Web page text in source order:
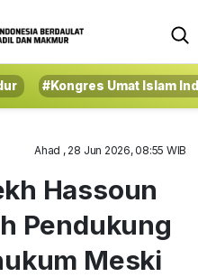
#Kongres Umat Islam
Ahad , 28 Jun 2026, 08:55 WIB
Hassoun
Pendukung
Meski